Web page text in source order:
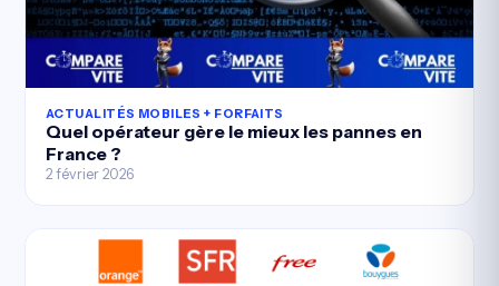
ACTUALITÉS MOBILES + FORFAITS
Quel opérateur gère le mieux les pannes en
France ?
2 février 2026